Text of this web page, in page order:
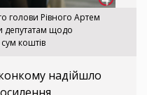
голови Рівного Артем
депутатам щодо
коштів
надійшло